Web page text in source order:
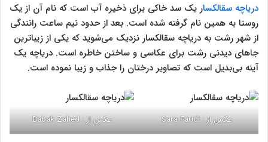
دریاچه سقالکسار یک سد خاکی برای ذخیره آب است که نام آن از یک
روستا به همین نام گرفته شده‌ است. بعد از حدود نیم ساعت رانندگی
از شهر رشت به دریاچه سقالکسار نزدیک می‌شوید که یکی از زیباترین
جاهای دیدنی رشت برای عکاسی و ساختن خاطره است. دریاچه یک
آینه بی‌بدیل است که تصاویر درختان را جذاب و زیبا نموده است.
عکس از : Sara Faridi عکس از : Babak Zahed